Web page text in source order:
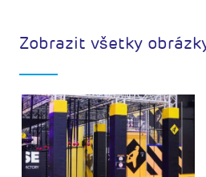
Zobrazit všetky